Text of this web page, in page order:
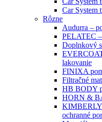
Car System
Rôzne
Audurra –
PELATEC
Doplnkový
lakovanie
FINIXA
Filtračné
HB BODY
HORN &
KIMBERLY
ochranné